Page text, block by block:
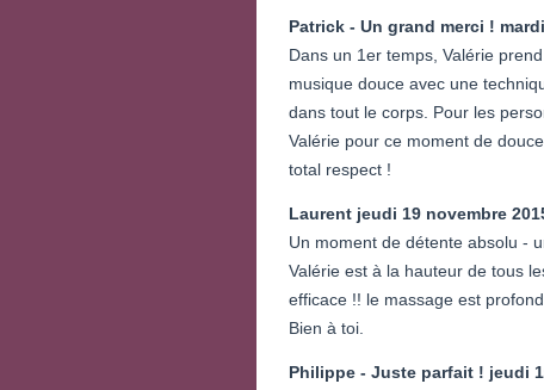
Patrick - Un grand merci !
Dans un 1er temps, Valérie
musique douce avec une
dans tout le corps. Pour les
Valérie pour ce moment de
total respect !
Laurent jeudi 19 novembre
Un moment de détente absolu -
Valérie est à la hauteur de tous
efficace !! le massage est
Bien à toi.
Philippe - Juste parfait ! jeudi